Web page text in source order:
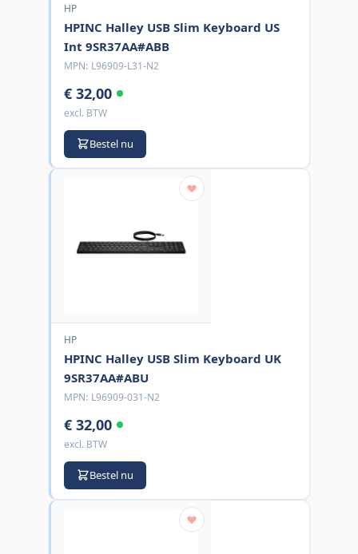
HP
HPINC Halley USB Slim Keyboard US
Int 9SR37AA#ABB
MPN: L96909-L31-N2
€ 32,00
excl. BTW
Bestel nu
HP
HPINC Halley USB Slim Keyboard UK
9SR37AA#ABU
MPN: L96909-031-N2
€ 32,00
excl. BTW
Bestel nu